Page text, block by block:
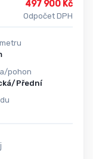
497 900 Kč
Odpočet DPH
pohon
Přední